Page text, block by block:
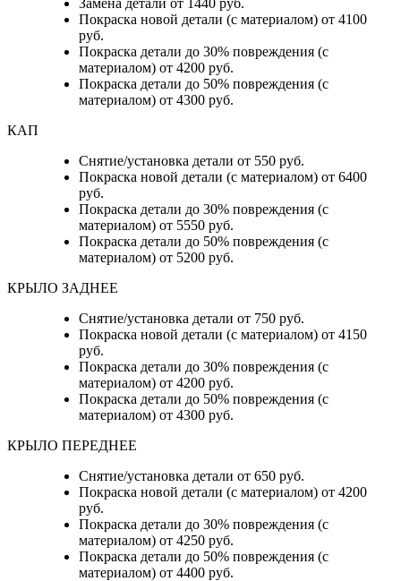
Покраска новой детали (с материалом) от 4100
руб.
Покраска детали до 30% повреждения (с
материалом) от 4200 руб.
Покраска детали до 50% повреждения (с
материалом) от 4300 руб.
КАП
Снятие/установка детали от 550 руб.
Покраска новой детали (с материалом) от 6400
руб.
Покраска детали до 30% повреждения (с
материалом) от 5550 руб.
Покраска детали до 50% повреждения (с
материалом) от 5200 руб.
КРЫЛО ЗАДНЕЕ
Снятие/установка детали от 750 руб.
Покраска новой детали (с материалом) от 4150
руб.
Покраска детали до 30% повреждения (с
материалом) от 4200 руб.
Покраска детали до 50% повреждения (с
материалом) от 4300 руб.
КРЫЛО ПЕРЕДНЕЕ
Снятие/установка детали от 650 руб.
Покраска новой детали (с материалом) от 4200
руб.
Покраска детали до 30% повреждения (с
материалом) от 4250 руб.
Покраска детали до 50% повреждения (с
материалом) от 4400 руб.